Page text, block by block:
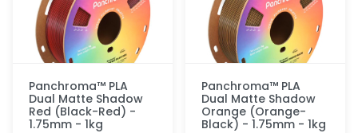
Panchroma™ PLA
Dual Matte Shadow
Red (Black-Red) -
1.75mm - 1kg
Panchroma™ PLA
Dual Matte Shadow
Orange (Orange-
Black) - 1.75mm - 1kg